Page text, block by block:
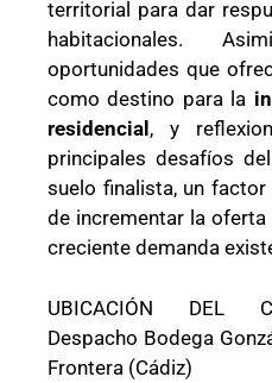
territorial para dar
habitacionales.
oportunidades que
como destino para la
residencial , y
principales desafíos
suelo finalista, un
de incrementar la
creciente demanda
UBICACIÓN DEL
Despacho Bodega
Frontera (Cádiz)